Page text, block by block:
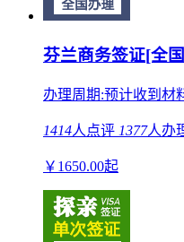
芬兰商务签证[全
办理周期:预计收到材
1414人点评 1377人办
￥ 1650.00起